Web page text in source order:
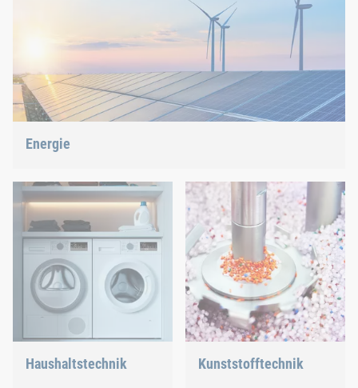
Technologien.
Energie
die Energiezukunft mit.
Haushaltstechnik Kunststofftechnik